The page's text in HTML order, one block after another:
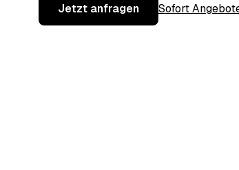
Jetzt anfragen Sofort